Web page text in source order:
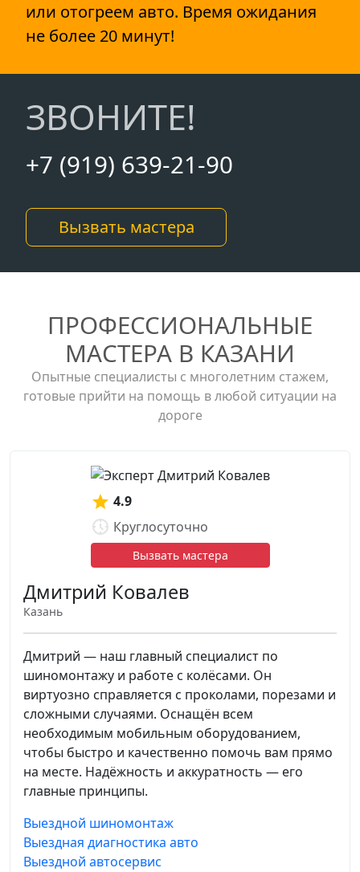
или отогреем авто. Время ожидания
не более 20 минут!
ЗВОНИТЕ!
+7 (919) 639-21-90
Вызвать мастера
ПРОФЕССИОНАЛЬНЫЕ
МАСТЕРА В КАЗАНИ
Опытные специалисты с многолетним стажем,
готовые прийти на помощь в любой ситуации на
дороге
4.9
Круглосуточно
Вызвать мастера
Дмитрий Ковалев
Казань
Дмитрий — наш главный специалист по
шиномонтажу и работе с колёсами. Он
виртуозно справляется с проколами, порезами и
сложными случаями. Оснащён всем
необходимым мобильным оборудованием,
чтобы быстро и качественно помочь вам прямо
на месте. Надёжность и аккуратность — его
главные принципы.
Выездной шиномонтаж
Выездная диагностика авто
Выездной автосервис